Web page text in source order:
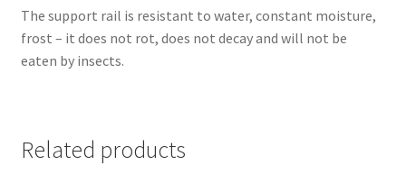
The support rail is resistant to water, constant moisture,
frost – it does not rot, does not decay and will not be
eaten by insects.
Related products